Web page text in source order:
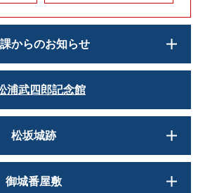
からのお知らせ
浦武四郎記念館
松坂城跡
御城番屋敷